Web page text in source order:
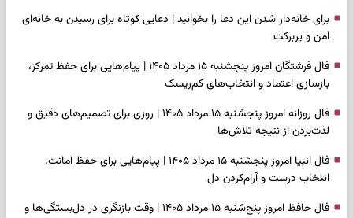
برای خانه‌دار شدن این دعا را بخوانید | دعایی کوتاه برای رسیدن به خانه‌ای
امن و پربرکت
فال فرشتگان امروز پنجشنبه ۱۵ مرداد ۱۴۰۵ | پیام‌هایی برای حفظ تمرکز،
بازسازی اعتماد و انتخاب‌های کم‌ریسک
فال روزانه امروز پنجشنبه ۱۵ مرداد ۱۴۰۵ | روزی برای تصمیم‌های دقیق و
لذت‌بردن از نتیجه تلاش‌ها
فال انبیا امروز پنجشنبه ۱۵ مرداد ۱۴۰۵ | پیام‌هایی برای حفظ امانت،
انتخاب درست و آرام‌کردن دل
فال حافظ امروز پنج‌شنبه ۱۵ مرداد ۱۴۰۵ | وقت بازنگری در دل‌بستگی‌ها و